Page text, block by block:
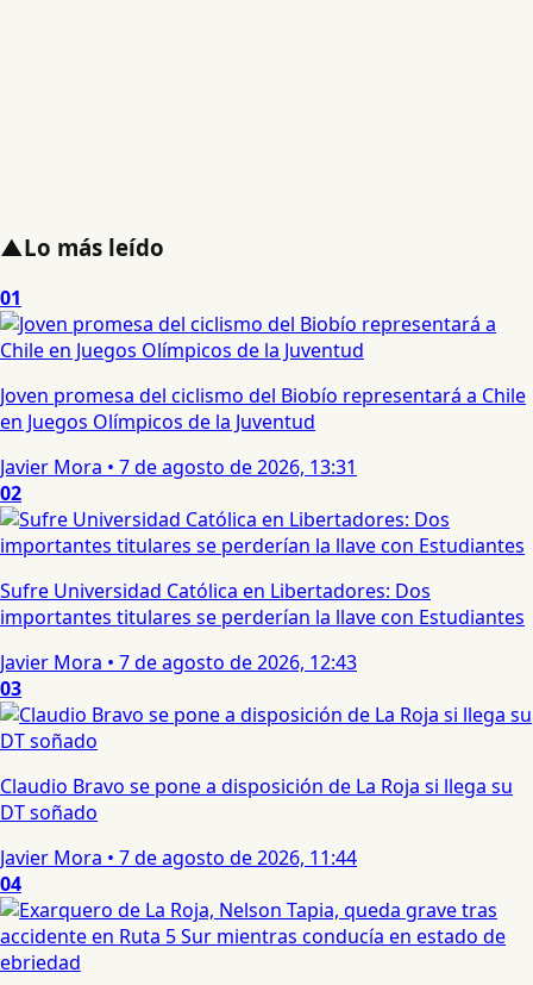
▲Lo más leído
01
Joven promesa del ciclismo del Biobío representará a Chile
en Juegos Olímpicos de la Juventud
Javier Mora • 7 de agosto de 2026, 13:31
02
Sufre Universidad Católica en Libertadores: Dos
importantes titulares se perderían la llave con Estudiantes
Javier Mora • 7 de agosto de 2026, 12:43
03
Claudio Bravo se pone a disposición de La Roja si llega su
DT soñado
Javier Mora • 7 de agosto de 2026, 11:44
04